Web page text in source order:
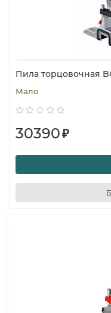
Пила торцовочная
Мало
30390₽